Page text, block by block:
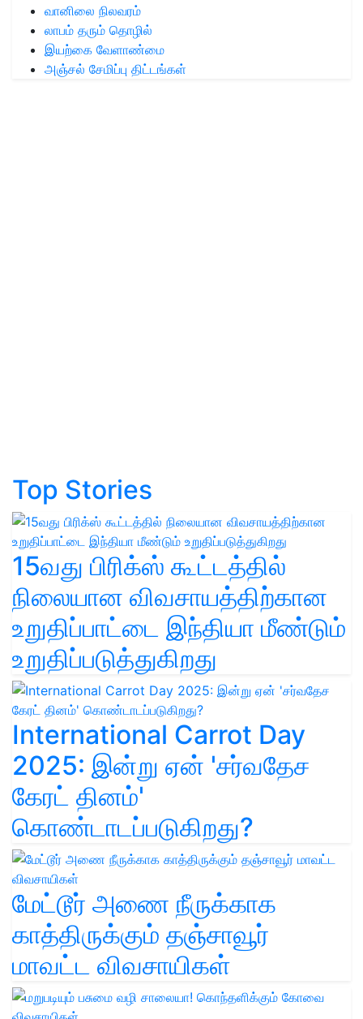
வானிலை நிலவரம்
லாபம் தரும் தொழில்
இயற்கை வேளாண்மை
அஞ்சல் சேமிப்பு திட்டங்கள்
Top Stories
15வது பிரிக்ஸ் கூட்டத்தில்
நிலையான விவசாயத்திற்கான
உறுதிப்பாட்டை இந்தியா மீண்டும்
உறுதிப்படுத்துகிறது
International Carrot Day
2025: இன்று ஏன் 'சர்வதேச
கேரட் தினம்'
கொண்டாடப்படுகிறது?
மேட்டூர் அணை நீருக்காக
காத்திருக்கும் தஞ்சாவூர்
மாவட்ட விவசாயிகள்